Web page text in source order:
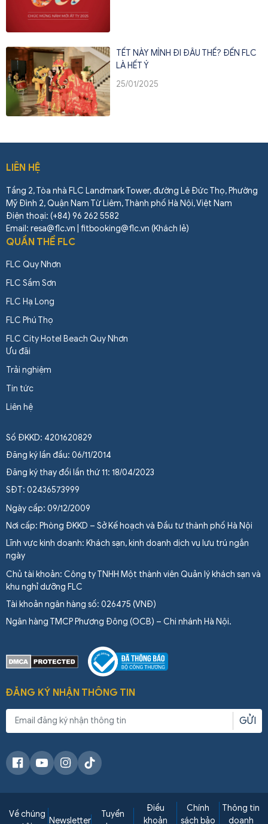
TẾT NÀY MÌNH ĐI ĐÂU THẾ? ĐẾN FLC
LÀ HẾT Ý
25/01/2025
LIÊN HỆ
Tầng 2, Tòa nhà FLC Landmark Tower, đường Lê Đức Thọ, Phường
Mỹ Đình 2, Quận Nam Từ Liêm, Thành phố Hà Nội, Việt Nam
Điện thoại: (+84) 96 262 5582
Email: resa@flc.vn | fitbooking@flc.vn (Khách lẻ)
QUẦN THỂ FLC
FLC Quy Nhơn
FLC Sầm Sơn
FLC Hạ Long
FLC Phú Thọ
FLC City Hotel Beach Quy Nhơn
Ưu đãi
Trải nghiệm
Tin tức
Liên hệ
Số ĐKKD: 4201620829
Đăng ký lần đầu: 06/11/2014
Đăng ký thay đổi lần thứ 11: 18/04/2023
SĐT: 02436573999
Ngày cấp: 09/12/2009
Nơi cấp: Phòng ĐKKD – Sở Kế hoạch và Đầu tư thành phố Hà Nội
Lĩnh vực kinh doanh: Khách sạn, kinh doanh dịch vụ lưu trú ngắn
ngày
Chủ tài khoản: Công ty TNHH Một thành viên Quản lý khách sạn và
khu nghỉ dưỡng FLC
Tài khoản ngân hàng số: 026475 (VNĐ)
Ngân hàng TMCP Phương Đông (OCB) – Chi nhánh Hà Nội.
ĐĂNG KÝ NHẬN THÔNG TIN
GỬI
Về chúng
Newsletter
Tuyển
Điều
khoản
Chính
sách bảo
Thông tin
doanh